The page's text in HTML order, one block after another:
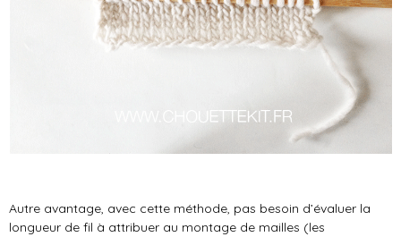
Autre avantage, avec cette méthode, pas besoin d’évaluer la
longueur de fil à attribuer au montage de mailles (les